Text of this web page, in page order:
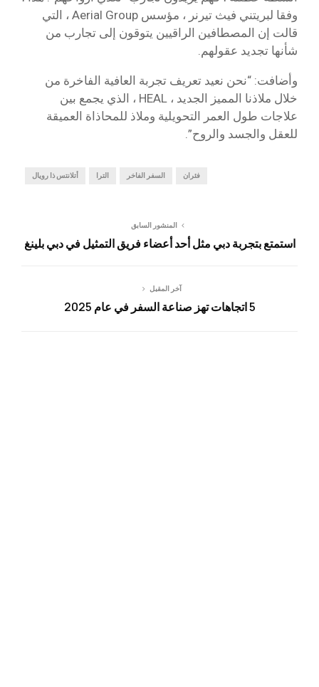
وفقا لبريتني فيث تيرنر ، مؤسس Aerial Group ، التي
قالت إن المصطافين الراقيين يتوقون إلى تجارب من
شأنها تجديد عقولهم.
وأضافت: “نحن نعيد تعريف تجربة العافية الفاخرة من
خلال ملاذنا المميز الجديد ، HEAL ، الذي يجمع بين
علاجات طول العمر التحويلية وملاذ للمحاذاة العميقة
للعقل والجسد والروح”.
أتلانتس ذا رويال الترا السفر الفاخر فئران
المنشور السابق
استمتع بتجربة دبي مثل أحد أعضاء فريق التمثيل في دبي بلينغ
آخر المقبل
5 اتجاهات تهز صناعة السفر في عام 2025